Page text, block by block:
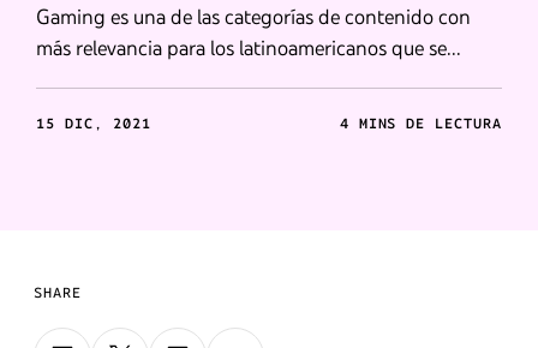
Gaming es una de las categorías de contenido con
más relevancia para los latinoamericanos que se
15 DIC, 2021 4 MINS DE LECTURA
SHARE